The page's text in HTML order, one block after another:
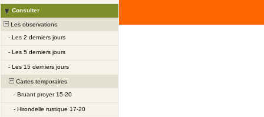
Consulter
Les observations
- Les 2 derniers jours
- Les 5 derniers jours
- Les 15 derniers jours
Cartes temporaires
- Bruant proyer 15-20
- Hirondelle rustique 17-20